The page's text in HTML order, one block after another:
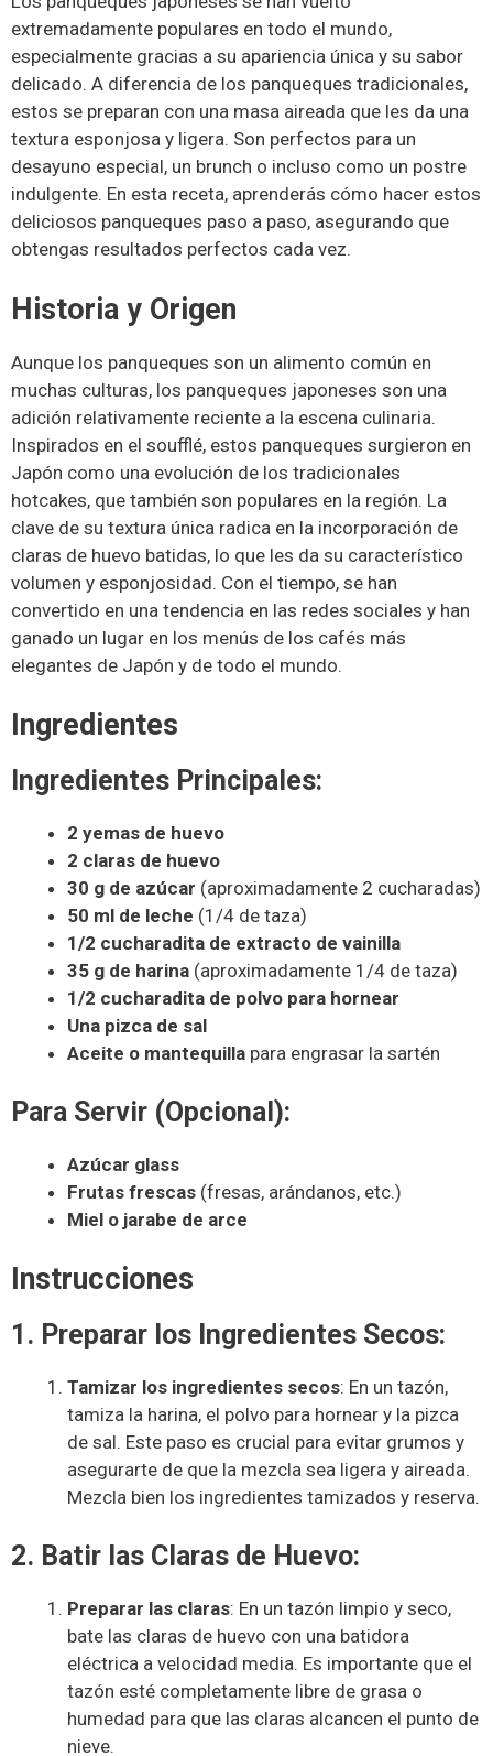
extremadamente populares en todo el mundo,
especialmente gracias a su apariencia única y su sabor
delicado. A diferencia de los panqueques tradicionales,
estos se preparan con una masa aireada que les da una
textura esponjosa y ligera. Son perfectos para un
desayuno especial, un brunch o incluso como un postre
indulgente. En esta receta, aprenderás cómo hacer estos
deliciosos panqueques paso a paso, asegurando que
obtengas resultados perfectos cada vez.
Historia y Origen
Aunque los panqueques son un alimento común en
muchas culturas, los panqueques japoneses son una
adición relativamente reciente a la escena culinaria.
Inspirados en el soufflé, estos panqueques surgieron en
Japón como una evolución de los tradicionales
hotcakes, que también son populares en la región. La
clave de su textura única radica en la incorporación de
claras de huevo batidas, lo que les da su característico
volumen y esponjosidad. Con el tiempo, se han
convertido en una tendencia en las redes sociales y han
ganado un lugar en los menús de los cafés más
elegantes de Japón y de todo el mundo.
Ingredientes
Ingredientes Principales:
2 yemas de huevo
2 claras de huevo
30 g de azúcar (aproximadamente 2 cucharadas)
50 ml de leche (1/4 de taza)
1/2 cucharadita de extracto de vainilla
35 g de harina (aproximadamente 1/4 de taza)
1/2 cucharadita de polvo para hornear
Una pizca de sal
Aceite o mantequilla para engrasar la sartén
Para Servir (Opcional):
Azúcar glass
Frutas frescas (fresas, arándanos, etc.)
Miel o jarabe de arce
Instrucciones
1. Preparar los Ingredientes Secos:
Tamizar los ingredientes secos: En un tazón,
tamiza la harina, el polvo para hornear y la pizca
de sal. Este paso es crucial para evitar grumos y
asegurarte de que la mezcla sea ligera y aireada.
Mezcla bien los ingredientes tamizados y reserva.
2. Batir las Claras de Huevo:
Preparar las claras: En un tazón limpio y seco,
bate las claras de huevo con una batidora
eléctrica a velocidad media. Es importante que el
tazón esté completamente libre de grasa o
humedad para que las claras alcancen el punto de
nieve.